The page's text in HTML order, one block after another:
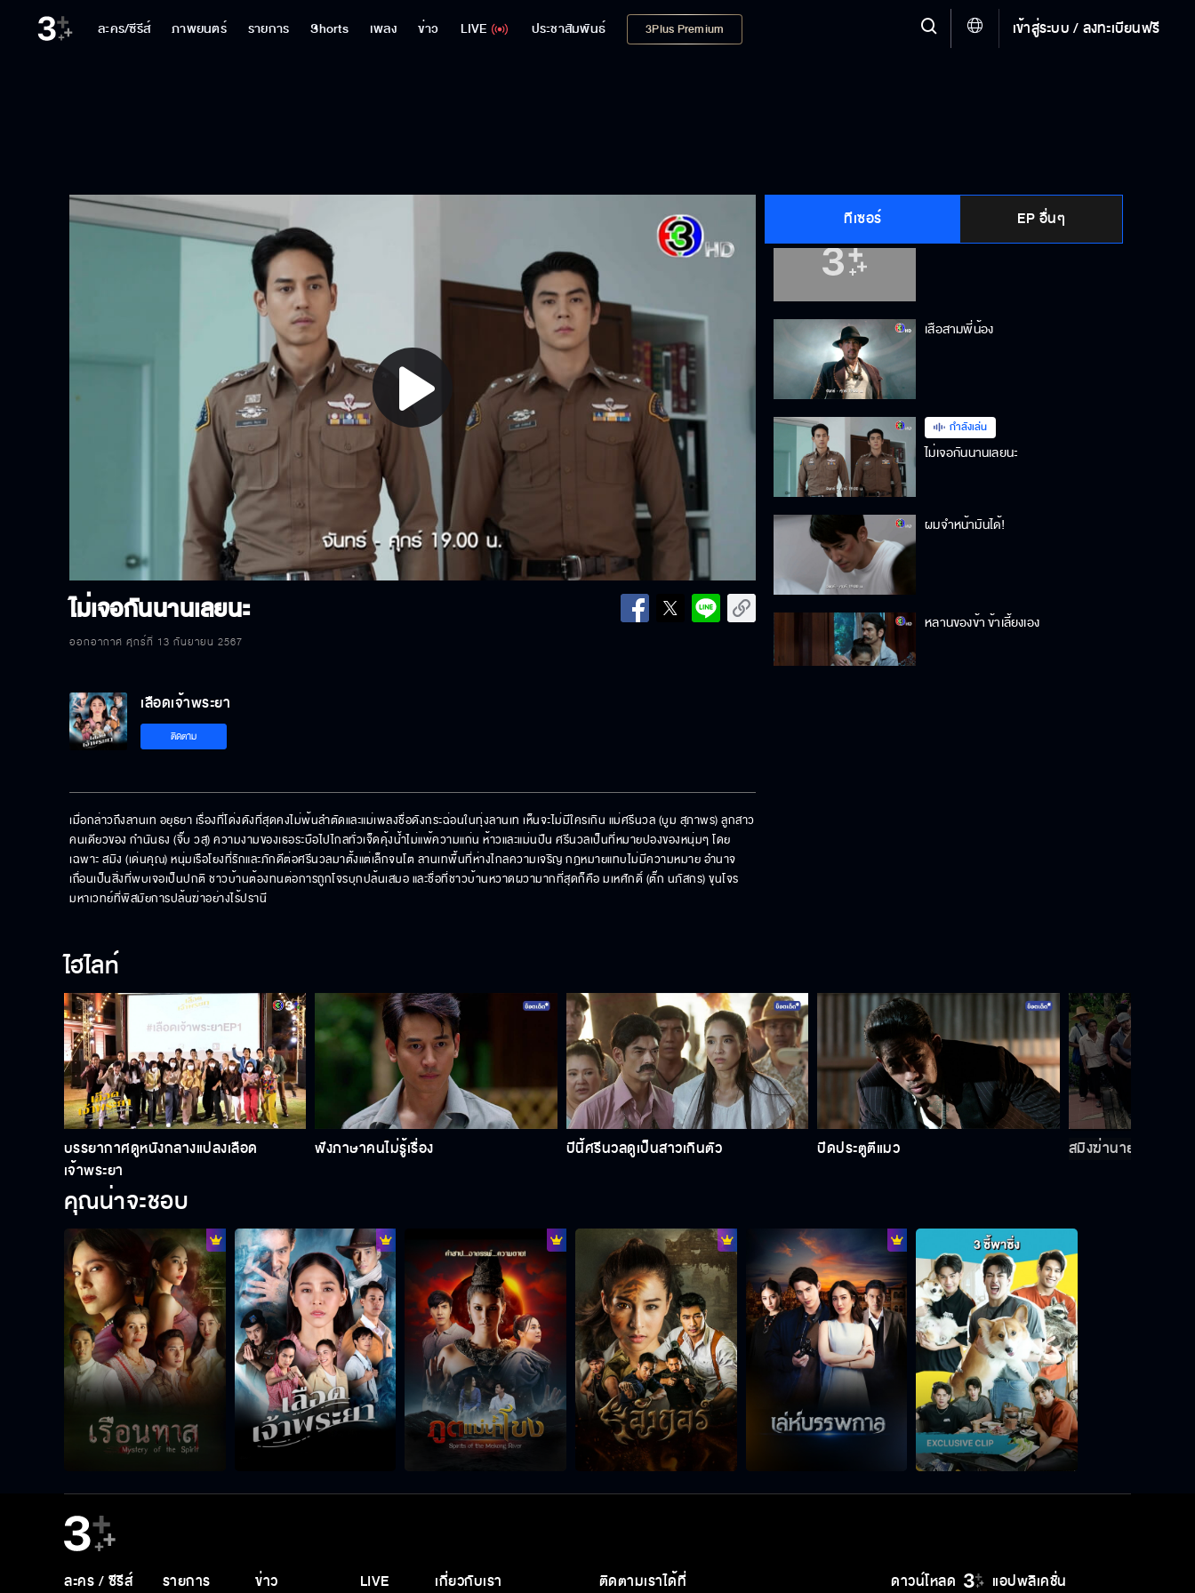
ละคร/ซีรีส์ ภาพยนตร์ รายการ Shorts เพลง ข่าว LIVE ประชาสัมพันธ์ 3Plus Premium เข้าสู่ระบบ / ลงทะเบียนฟรี
Play
Video
ไม่เจอกันนานเลยนะ
ออกอากาศ ศุกร์ที่ 13 กันยายน 2567
ทีเซอร์ EP อื่นๆ
สวยตะลึง
อยู่กับปัจจุบันและทำอนาคตให้ดีที่สุด
เสือสามพี่น้อง
กำลังเล่น
ไม่เจอกันนานเลยนะ
ผมจำหน้ามันได้!
หลานของข้า ข้าเลี้ยงเอง
ถูกใส่ความ
อยู่ร่วมโลกกันไม่ได้แล้ว
ศรีนวลสมิงขอโทษ
เรียกกูว่าพ่อ
เลือดเจ้าพระยา
ติดตาม
เมื่อกล่าวถึงลานเท อยุธยา เรื่องที่โด่งดังที่สุดคงไม่พ้นลำตัดและแม่เพลงชื่อดังกระฉ่อนในทุ่งลานเท เห็นจะไม่มีใครเกิน แม่ศรีนวล (บูม สุภาพร) ลูกสาว
คนเดียวของ กำนันธง (จิ๊บ วสุ) ความงามของเธอระบือไปไกลทั่วเจ็ดคุ้งน้ำไม่แพ้ความแก่น ห้าวและแม่นปืน ศรีนวลเป็นที่หมายปองของหนุ่มๆ โดย
เฉพาะ สมิง (เด่นคุณ) หนุ่มเรือโยงที่รักและภักดีต่อศรีนวลมาตั้งแต่เล็กจนโต ลานเทพื้นที่ห่างไกลความเจริญ กฎหมายแทบไม่มีความหมาย อำนาจ
เถื่อนเป็นสิ่งที่พบเจอเป็นปกติ ชาวบ้านต้องทนต่อการถูกโจรบุกปล้นเสมอ และชื่อที่ชาวบ้านหวาดผวามากที่สุดก็คือ มเหศักดิ์ (ตั๊ก นภัสกร) ขุนโจร
มหาเวทย์ที่พิสมัยการปล้นฆ่าอย่างไร้ปรานี
ไฮไลท์
บรรยากาศดูหนังกลางแปลงเลือด
เจ้าพระยา
ฟังภาษาคนไม่รู้เรื่อง ปีนี้ศรีนวลดูเป็นสาวเกินตัว ปิดประตูตีแมว สมิงฆ่านายอำเภอ
คุณน่าจะชอบ
ดาวน์โหลด แอปพลิเคชั่น
ละคร / ซีรีส์ รายการ ข่าว LIVE เกี่ยวกับเรา ติดตามเราได้ที่